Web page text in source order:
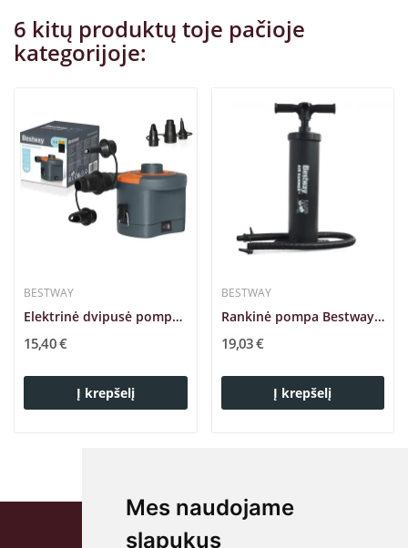
Mes naudojame
slapukus
6 kitų produktų toje pačioje
kategorijoje:
BESTWAY
Elektrinė dvipusė pompa 6V Bestway 62141
15,40 €
Į krepšelį
BESTWAY
Rankinė pompa Bestway 62030
19,03 €
Į krepšelį